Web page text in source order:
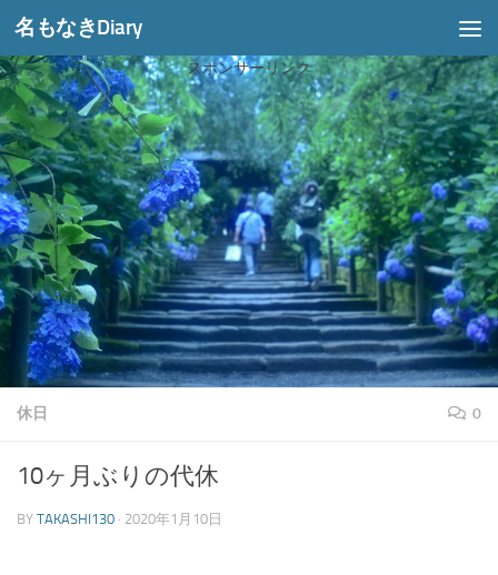
コンテンツへスキップ
名もなきDiary
スポンサーリンク
休日 0
10ヶ月ぶりの代休
BY TAKASHI130 · 2020年1月10日